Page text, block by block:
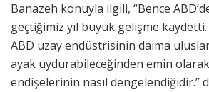
Banazeh konuyla ilgili, “Bence
geçtiğimiz yıl büyük gelişme
ABD uzay endüstrisinin daima
ayak uydurabileceğinden emin
endişelerinin nasıl dengelendiğidir.”